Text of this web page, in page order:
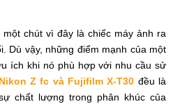
chút vì đây là chiếc máy ảnh ra
Dù vậy, những điểm mạnh của một
ích khi nó phù hợp với nhu cầu sử
Z fc và Fujifilm X-T30 đều là
chất lượng trong phân khúc của